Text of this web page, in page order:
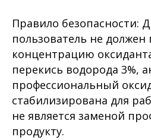
Правило безопасности:
пользователь не
концентрацию
перекись водорода 3%,
профессиональный
стабилизирована для
не является заменой
продукту.